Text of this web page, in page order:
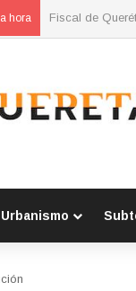
hora Refuerzan
Urbanismo